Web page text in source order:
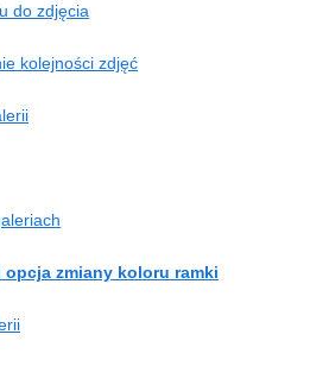
do zdjęcia
kolejności zdjęć
zmiany koloru ramki